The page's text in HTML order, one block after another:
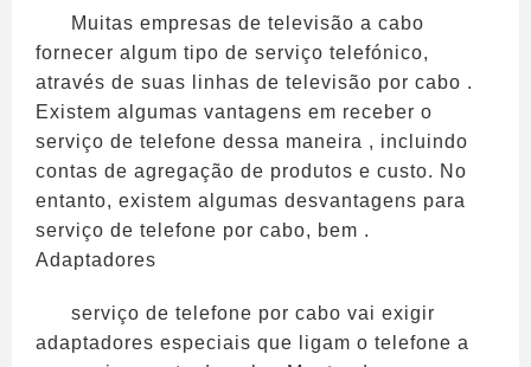
Muitas empresas de televisão a cabo
fornecer algum tipo de serviço telefónico,
através de suas linhas de televisão por cabo .
Existem algumas vantagens em receber o
serviço de telefone dessa maneira , incluindo
contas de agregação de produtos e custo. No
entanto, existem algumas desvantagens para
serviço de telefone por cabo, bem .
Adaptadores
serviço de telefone por cabo vai exigir
adaptadores especiais que ligam o telefone a